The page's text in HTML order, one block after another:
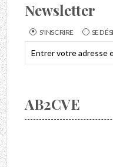
Newsletter
S'INSCRIRE SE
AB2CVE